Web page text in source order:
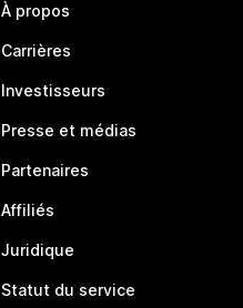
À propos
Carrières
Investisseurs
Presse et médias
Partenaires
Affiliés
Juridique
Statut du service